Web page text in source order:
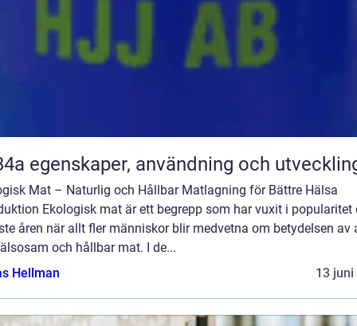
R134a egenskaper, användning och
Mat – Naturlig och Hållbar Matlagning för Bättre Hälsa
Ekologisk mat är ett begrepp som har vuxit i popularitet
åren när allt fler människor blir medvetna om betydelsen av
och hållbar mat. I de...
Hellman
13 juni